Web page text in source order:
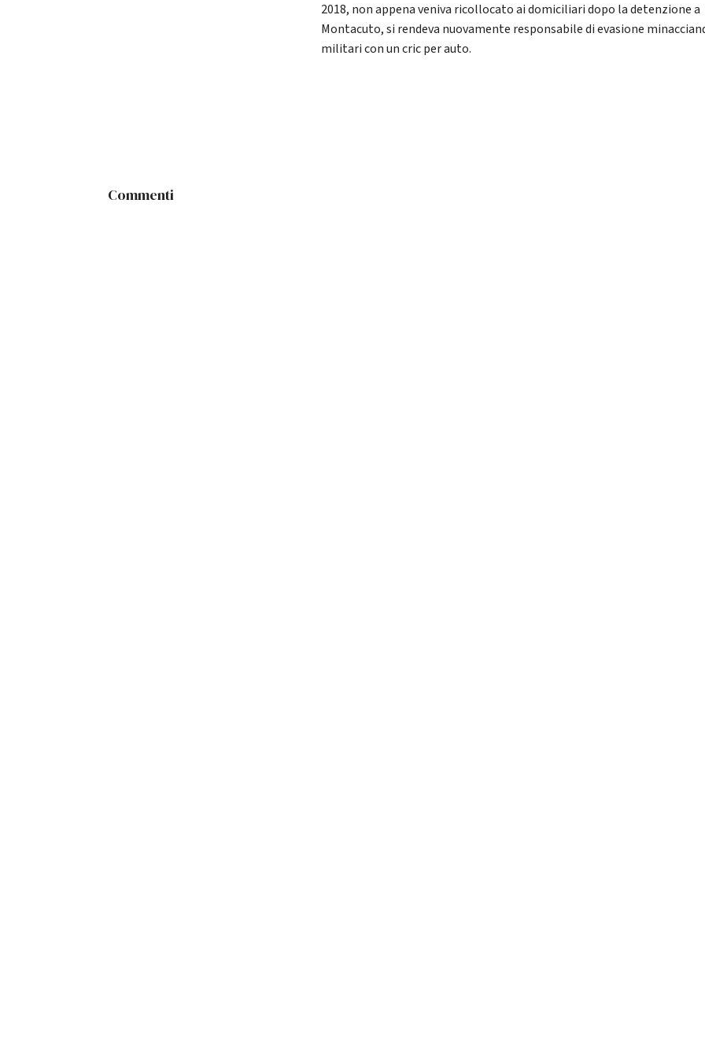
2018, non appena veniva ricollocato ai domiciliari dopo la detenzione a
Montacuto, si rendeva nuovamente responsabile di evasione
militari con un cric per auto.
Commenti